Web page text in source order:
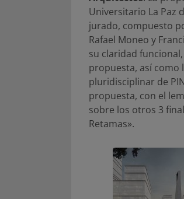
Universitario La Paz
jurado, compuesto
Rafael Moneo y
su claridad
propuesta, así como
pluridisciplinar de
propuesta, con el
sobre los otros 3
Retamas».